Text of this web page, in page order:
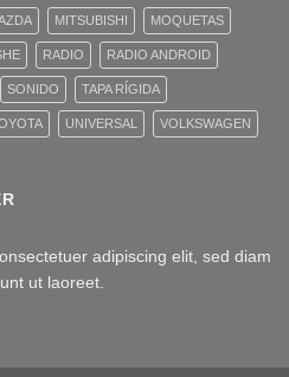
MITSUBISHI MOQUETAS
RADIO RADIO ANDROID
SONIDO TAPA RÍGIDA
UNIVERSAL VOLKSWAGEN
adipiscing elit, sed diam
ut laoreet.